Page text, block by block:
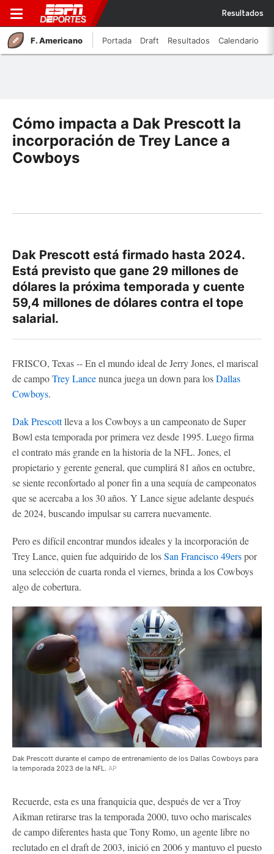
Resultados
F. Americano Portada Draft Resultados Calendario
Cómo impacta a Dak Prescott la
incorporación de Trey Lance a
Cowboys
Dak Prescott está firmado hasta 2024.
Está previsto que gane 29 millones de
dólares la próxima temporada y cuente
59,4 millones de dólares contra el tope
salarial.
FRISCO, Texas -- En el mundo ideal de Jerry Jones, el mariscal
de campoTrey Lancenunca juega un down para losDallas
Cowboys.
Dak Prescottlleva a los Cowboys a un campeonato de Super
Bowl esta temporada por primera vez desde 1995. Luego firma
el contrato más grande en la historia de la NFL. Jones, el
propietario y gerente general, que cumplirá 81 años en octubre,
se siente reconfortado al poner fin a una sequía de campeonatos
que se acercaba a los 30 años. Y Lance sigue adelante después
de 2024, buscando impulsar su carrera nuevamente.
Pero es difícil encontrar mundos ideales y la incorporación de
Trey Lance, quien fue adquirido de losSan Francisco 49erspor
una selección de cuarta ronda el viernes, brinda a los Cowboys
algo de cobertura.
Dak Prescott durante el campo de entrenamiento de los Dallas Cowboys para
la temporada 2023 de la NFL. AP
Recuerde, esta es una franquicia que, después de ver a Troy
Aikman retirarse tras la temporada 2000, tuvo ocho mariscales
de campo diferentes hasta que Tony Romo, un agente libre no
reclutado en el draft de 2003, inició en 2006 y mantuvo el puesto